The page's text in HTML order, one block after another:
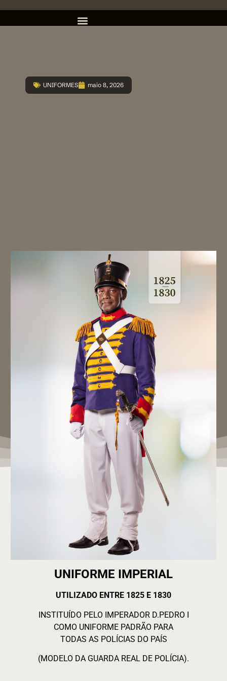
UNIFORMES maio 8, 2026
UNIFORME IMPERIAL
UTILIZADO ENTRE 1825 E 1830
INSTITUÍDO PELO IMPERADOR D.PEDRO I
COMO UNIFORME PADRÃO PARA
TODAS AS POLÍCIAS DO PAÍS
(MODELO DA GUARDA REAL DE POLÍCIA).